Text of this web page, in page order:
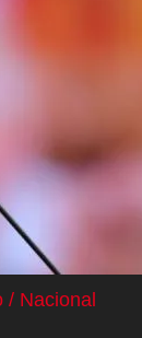
/ Nacional